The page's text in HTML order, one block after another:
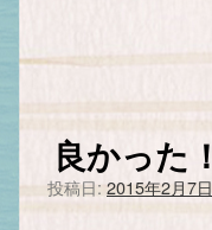
良かった！
投稿日: 2015年2月7日